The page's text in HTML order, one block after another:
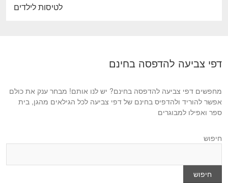
o
t
:
s
:
לטיסות לילדים
דפי צביעה להדפסה בחינם
מחפשים דפי צביעה להדפסה בחינם? יש לנו אותם! מבחר ענק את כולם
אפשר להוריד ולהדפיס בחינם של דפי צביעה לכל הגילאים מהגן, בית
ספר ואפילו למבוגרים
חיפוש
חיפוש